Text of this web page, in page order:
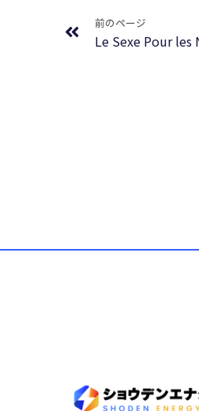
前のページ
Le Sexe Pour les